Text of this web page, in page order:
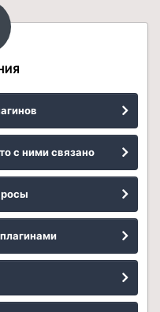
с ними связано